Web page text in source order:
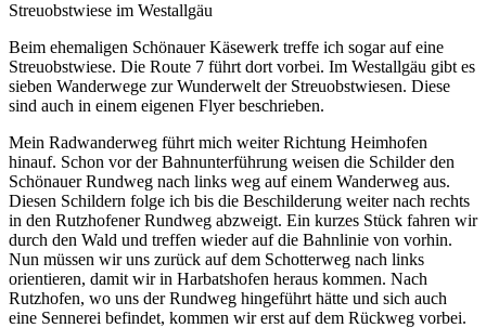
Streuobstwiese im Westallgäu
Beim ehemaligen Schönauer Käsewerk treffe ich sogar auf eine
Streuobstwiese. Die Route 7 führt dort vorbei. Im Westallgäu gibt es
sieben Wanderwege zur Wunderwelt der Streuobstwiesen. Diese
sind auch in einem eigenen Flyer beschrieben.
Mein Radwanderweg führt mich weiter Richtung Heimhofen
hinauf. Schon vor der Bahnunterführung weisen die Schilder den
Schönauer Rundweg nach links weg auf einem Wanderweg aus.
Diesen Schildern folge ich bis die Beschilderung weiter nach rechts
in den Rutzhofener Rundweg abzweigt. Ein kurzes Stück fahren wir
durch den Wald und treffen wieder auf die Bahnlinie von vorhin.
Nun müssen wir uns zurück auf dem Schotterweg nach links
orientieren, damit wir in Harbatshofen heraus kommen. Nach
Rutzhofen, wo uns der Rundweg hingeführt hätte und sich auch
eine Sennerei befindet, kommen wir erst auf dem Rückweg vorbei.